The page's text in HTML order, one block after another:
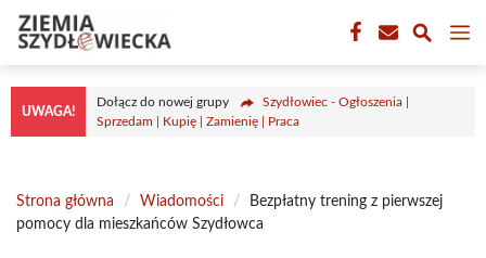
Przejdź
treści
UWAGA!
Dołącz do nowej grupy
Szydłowiec - Ogłoszenia |
Sprzedam | Kupię | Zamienię | Praca
Strona główna / Wiadomości /
Bezpłatny trening z pierwszej
pomocy dla mieszkańców Szydłowca